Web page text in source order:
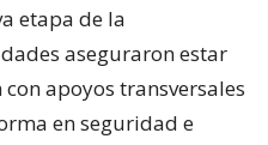
etapa de la
aseguraron estar
apoyos transversales
en seguridad e